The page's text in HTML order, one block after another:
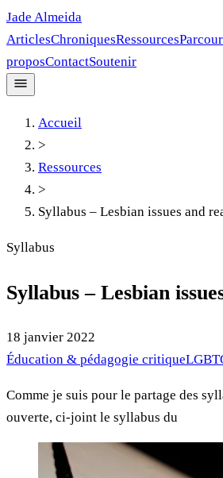
Jade Almeida
ArticlesChroniquesRessources
proposContactSoutenir
Accueil
>
Ressources
>
Syllabus – Lesbian issues and
Syllabus
Syllabus – Lesbian
18 janvier 2022
Éducation & pédagogie critique
Comme je suis pour le partage des
ouverte, ci-joint le syllabus du